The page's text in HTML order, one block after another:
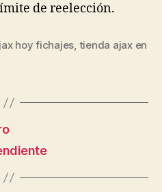
de reelección.
hoy fichajes, tienda ajax en